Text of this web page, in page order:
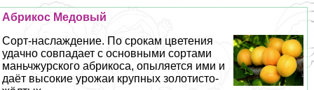
Абрикос Медовый
Сорт-наслаждение. По срокам цветения
удачно совпадает с основными сортами
маньчжурского абрикоса, опыляется ими и
даёт высокие урожаи крупных золотисто-